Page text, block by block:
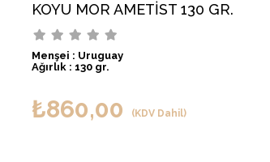
KOYU MOR AMETİST 130 GR.
Menşei : Uruguay
Ağırlık : 130 gr.
₺860,00 (KDV Dahil)